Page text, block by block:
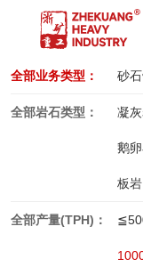
全部业务类型： 砂
全部岩石类型： 凝
鹅
板岩
全部产量(TPH)：